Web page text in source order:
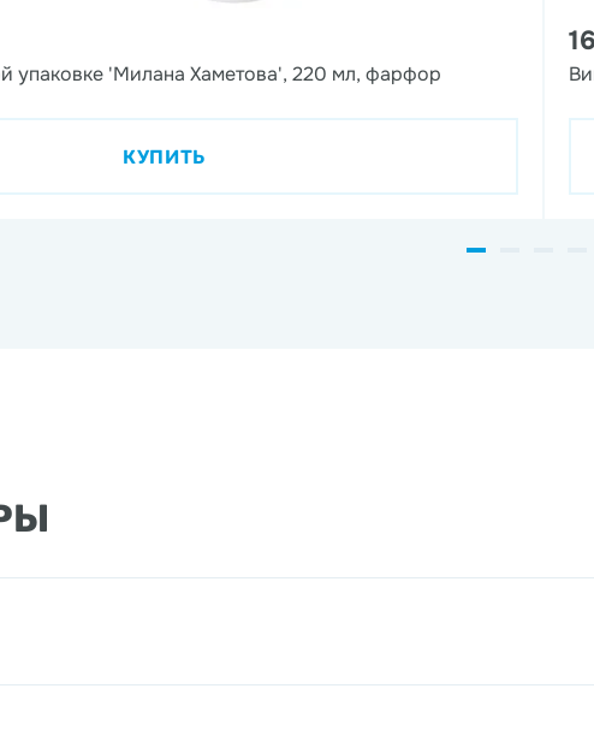
упаковке 'Милана Хаметова', 220 мл, фарфор
КУПИТЬ